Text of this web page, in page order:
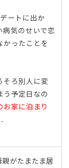
ートに出か
病気のせいで恋
かったことを
そろ別人に変
う予定日なの
お家に泊まり
親がたまたま居